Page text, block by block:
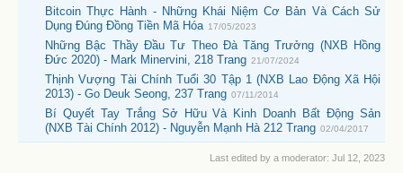
Bitcoin Thực Hành - Những Khái Niệm Cơ Bản Và Cách Sử
Dụng Đúng Đồng Tiền Mã Hóa 17/05/2023
Những Bậc Thầy Đầu Tư Theo Đà Tăng Trưởng (NXB Hồng
Đức 2020) - Mark Minervini, 218 Trang 21/07/2024
Thịnh Vượng Tài Chính Tuổi 30 Tập 1 (NXB Lao Động Xã Hội
2013) - Go Deuk Seong, 237 Trang 07/11/2014
Bí Quyết Tay Trắng Sở Hữu Và Kinh Doanh Bất Động Sản
(NXB Tài Chính 2012) - Nguyễn Mạnh Hà 212 Trang 02/04/2017
Last edited by a moderator: Jul 12, 2023